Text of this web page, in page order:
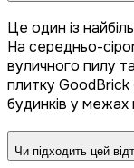
Це один із
На середньо-
вуличного пилу
плитку GoodBrick
будинків у межах
Чи підходить цей